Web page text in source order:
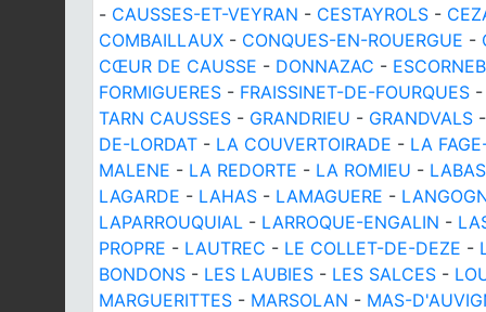
- CAUSSES-ET-VEYRAN - CESTAYROLS -
COMBAILLAUX - CONQUES-EN-ROUERGUE -
CŒUR DE CAUSSE - DONNAZAC -
FORMIGUERES - FRAISSINET-DE-FOURQUES
TARN CAUSSES - GRANDRIEU - GRANDVALS
DE-LORDAT - LA COUVERTOIRADE - LA
MALENE - LA REDORTE - LA ROMIEU -
LAGARDE - LAHAS - LAMAGUERE -
LAPARROUQUIAL - LARROQUE-ENGALIN -
PROPRE - LAUTREC - LE COLLET-DE-DEZE -
BONDONS - LES LAUBIES - LES SALCES -
MARGUERITTES - MARSOLAN - MAS-